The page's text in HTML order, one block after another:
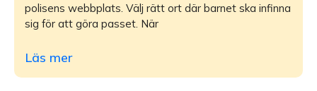
polisens webbplats. Välj rätt ort där barnet ska infinna
sig för att göra passet. När
Läs mer